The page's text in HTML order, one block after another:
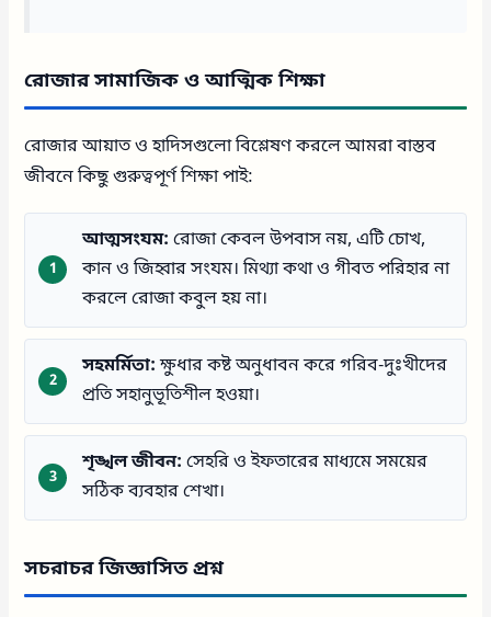
রোজার সামাজিক ও আত্মিক শিক্ষা
রোজার আয়াত ও হাদিসগুলো বিশ্লেষণ করলে আমরা বাস্তব
জীবনে কিছু গুরুত্বপূর্ণ শিক্ষা পাই:
আত্মসংযম: রোজা কেবল উপবাস নয়, এটি চোখ,
কান ও জিহ্বার সংযম। মিথ্যা কথা ও গীবত পরিহার না
করলে রোজা কবুল হয় না।
সহমর্মিতা:ক্ষুধার কষ্ট অনুধাবন করে গরিব-দুঃখীদের
প্রতি সহানুভূতিশীল হওয়া।
শৃঙ্খল জীবন: সেহরি ও ইফতারের মাধ্যমে সময়ের
সঠিক ব্যবহার শেখা।
সচরাচর জিজ্ঞাসিত প্রশ্ন